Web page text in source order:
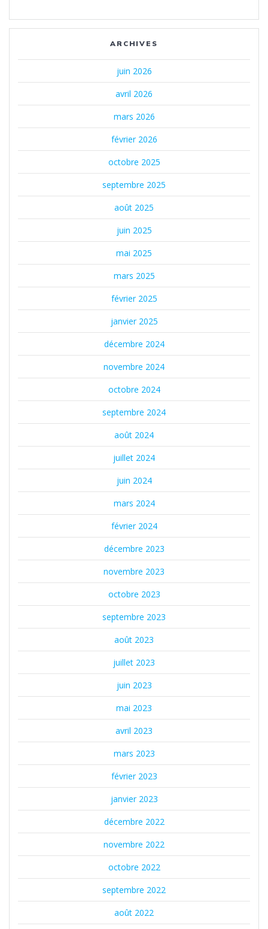
ARCHIVES
juin 2026
avril 2026
mars 2026
février 2026
octobre 2025
septembre 2025
août 2025
juin 2025
mai 2025
mars 2025
février 2025
janvier 2025
décembre 2024
novembre 2024
octobre 2024
septembre 2024
août 2024
juillet 2024
juin 2024
mars 2024
février 2024
décembre 2023
novembre 2023
octobre 2023
septembre 2023
août 2023
juillet 2023
juin 2023
mai 2023
avril 2023
mars 2023
février 2023
janvier 2023
décembre 2022
novembre 2022
octobre 2022
septembre 2022
août 2022